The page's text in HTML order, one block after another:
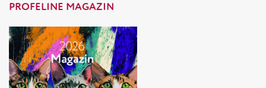
PROFELINE MAGAZIN